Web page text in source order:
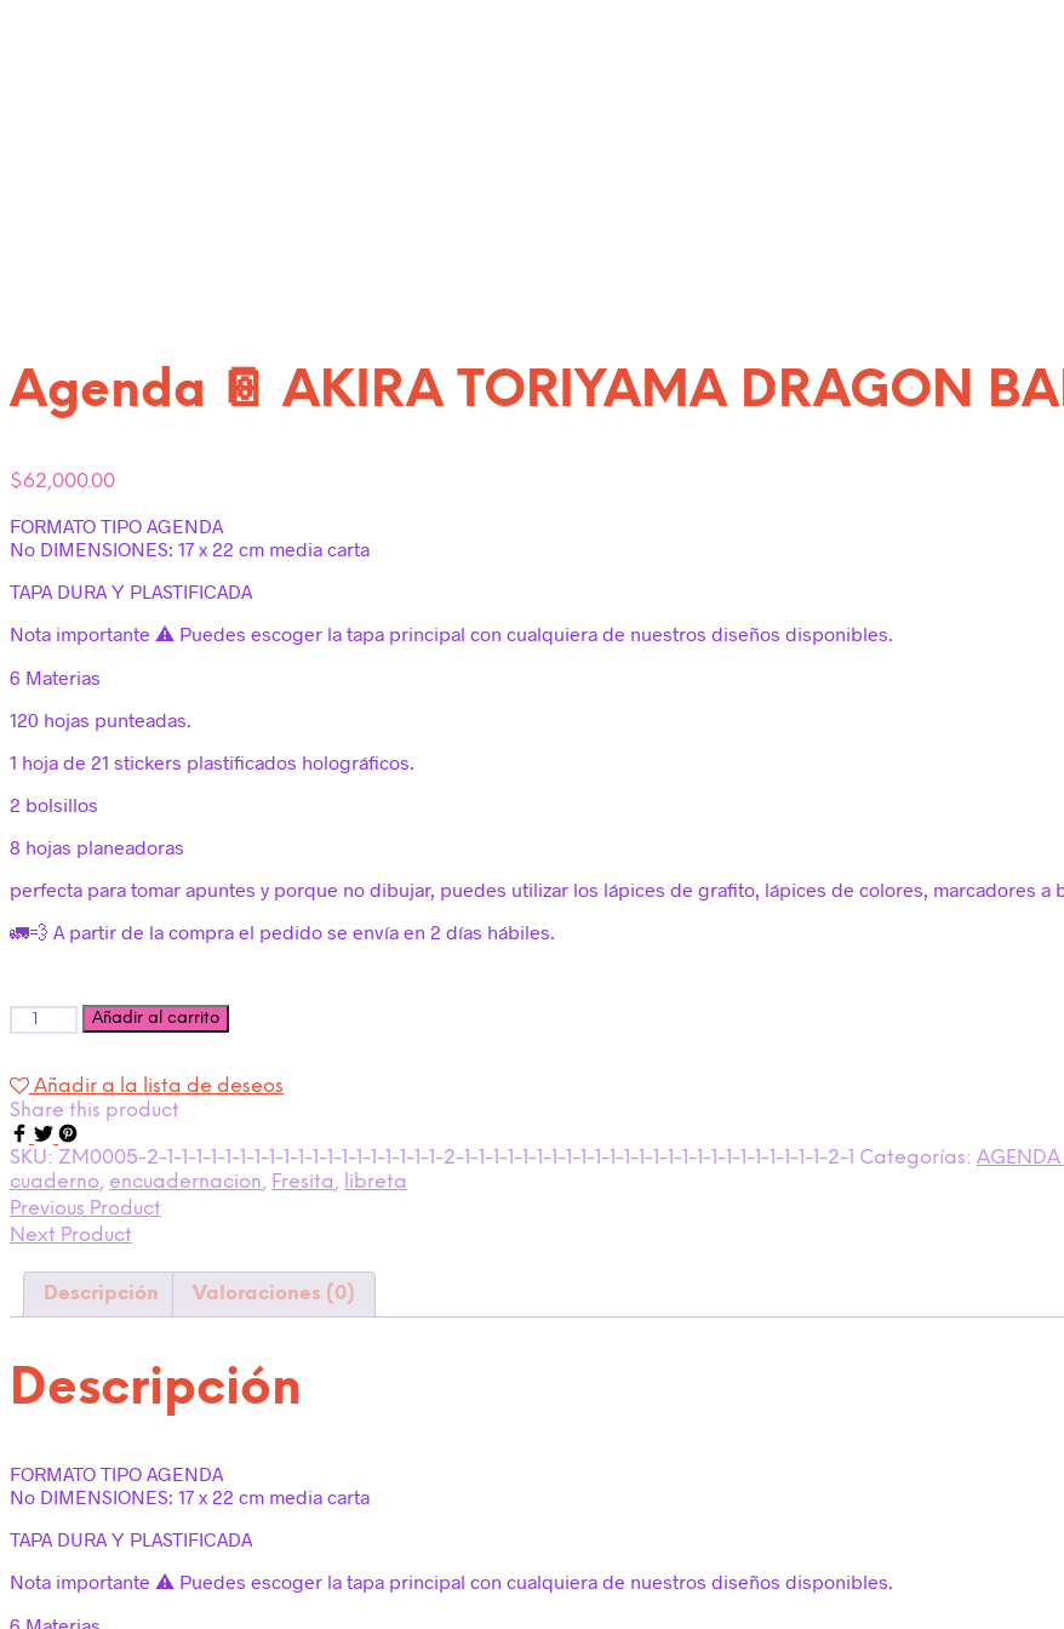
Agenda 📔 AKIRA TORIYAMA DRAGON
$62,000.00
FORMATO TIPO AGENDA
No DIMENSIONES: 17 x 22 cm media carta
TAPA DURA Y PLASTIFICADA
Nota importante ⚠️ Puedes escoger la tapa principal con cualquiera de nuestros diseños disponibles.
6 Materias
120 hojas punteadas.
1 hoja de 21 stickers plastificados holográficos.
2 bolsillos
8 hojas planeadoras
perfecta para tomar apuntes y porque no dibujar, puedes utilizar los lápices de grafito, lápices de colores, marcadores a
🚛💨 A partir de la compra el pedido se envía en 2 días hábiles.
CantidadAñadir al carrito
Añadir a la lista de deseos
Share this product
SKU: ZM0005-2-1-1-1-1-1-1-1-1-1-1-1-1-1-1-1-1-1-1-1-2-1-1-1-1-1-1-1-1-1-1-1-1-1-1-1-1-1-1-1-1-1-1-1-1-1-2-1 Categorías: AGENDA
cuaderno, encuadernacion, Fresita, libreta
Previous Product
Next Product
Descripción Valoraciones (0)
Descripción
FORMATO TIPO AGENDA
No DIMENSIONES: 17 x 22 cm media carta
TAPA DURA Y PLASTIFICADA
Nota importante ⚠️ Puedes escoger la tapa principal con cualquiera de nuestros diseños disponibles.